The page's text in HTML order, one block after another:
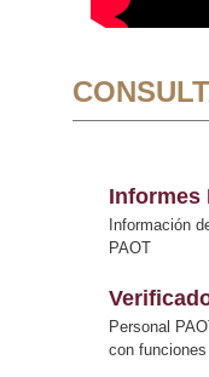
Informes
Información
PAOT
Personal
con